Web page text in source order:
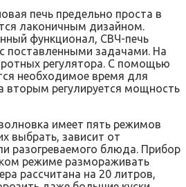
печь предельно проста в
лаконичным дизайном.
функционал, СВЧ-печь
поставленными задачами. На
регулятора. С помощью
необходимое время для
вторым регулируется мощность
имеет пять режимов
выбрать, зависит от
разогреваемого блюда. Прибор
режиме размораживать
рассчитана на 20 литров,